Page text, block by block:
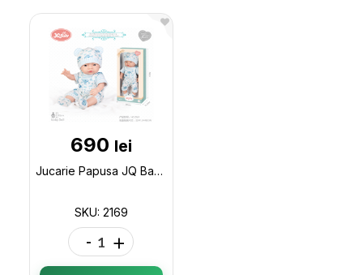
690 lei
Jucarie Papusa JQ Baby (40cm) 2169
SKU: 2169
- +